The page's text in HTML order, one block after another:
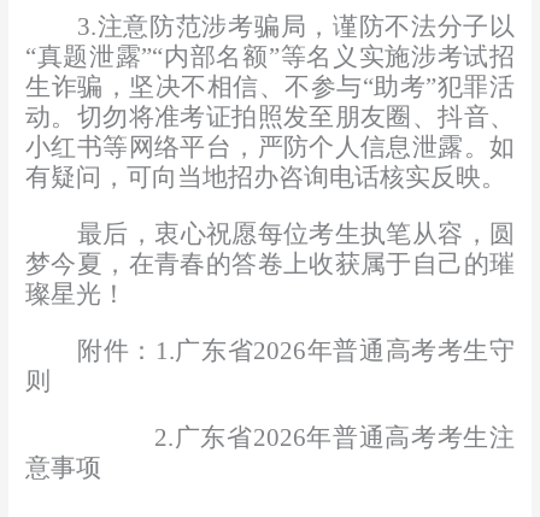
3.注意防范涉考骗局，谨防不法分子以
“真题泄露”“内部名额”等名义实施涉考试招
生诈骗，坚决不相信、不参与“助考”犯罪活
动。切勿将准考证拍照发至朋友圈、抖音、
小红书等网络平台，严防个人信息泄露。如
有疑问，可向当地招办咨询电话核实反映。
最后，衷心祝愿每位考生执笔从容，圆
梦今夏，在青春的答卷上收获属于自己的璀
璨星光！
附件： 1.广东省2026年普通高考考生守
则
2.广东省2026年普通高考考生注
意事项